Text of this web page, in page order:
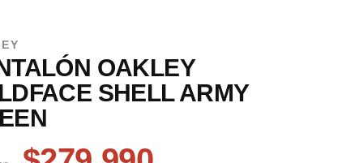
OAKLEY
SHELL ARMY